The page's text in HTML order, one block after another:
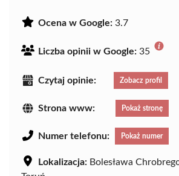
Ocena w Google: 3.7
Liczba opinii w Google: 35
Czytaj opinie: Zobacz profil
Strona www: Pokaż stronę
Numer telefonu: Pokaż numer
Lokalizacja: Bolesława